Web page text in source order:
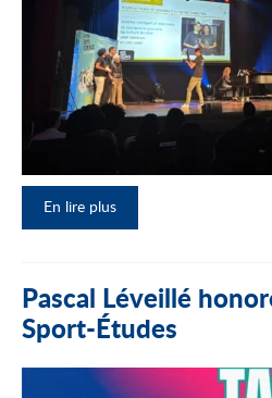
En lire plus
Pascal Léveillé
Sport-Études